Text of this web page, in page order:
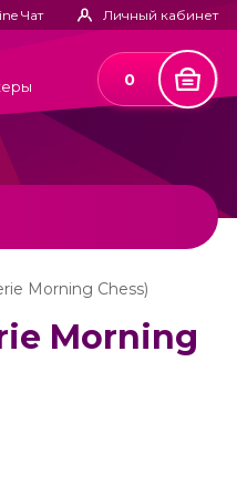
Чат Личный кабинет
0
Morning Chess)
Morning